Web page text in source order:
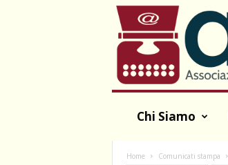
A
S
V
Chi Siamo
Home Comunicati stampa